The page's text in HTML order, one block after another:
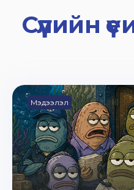
Сүүлийн
Мэдээлэл